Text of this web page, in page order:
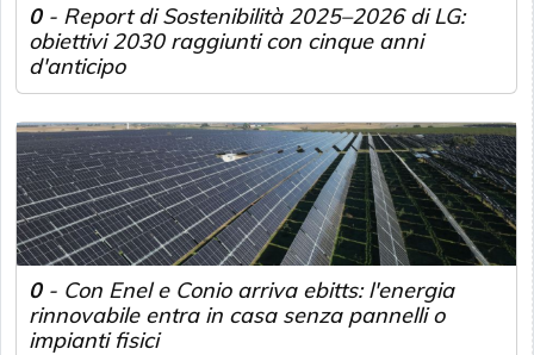
0- Report di Sostenibilità 2025–2026 di LG:
obiettivi 2030 raggiunti con cinque anni
d'anticipo
0- Con Enel e Conio arriva ebitts: l'energia
rinnovabile entra in casa senza pannelli o
impianti fisici